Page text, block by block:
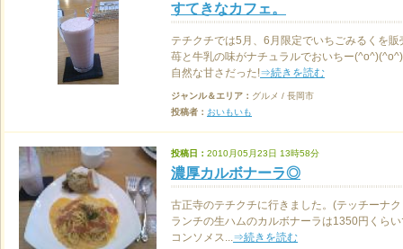
すてきなカフェ。
テチクチでは5月、6月限定でいちごみるくを販
苺と牛乳の味がナチュラルでおいちー(^o^)(^o^)
自然な甘さだった!⇒続きを読む
ジャンル＆エリア： グルメ / 長岡市
投稿者： おいもいも
投稿日： 2010月05月23日 13時58分
濃厚カルボナーラ◎
古正寺のテチクチに行きました。(テッチーナ
ランチの生ハムのカルボナーラは1350円くら
コンソメス...⇒続きを読む